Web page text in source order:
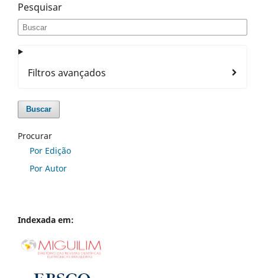
Pesquisar
Filtros avançados
Buscar
Procurar
Por Edição
Por Autor
Indexada em: